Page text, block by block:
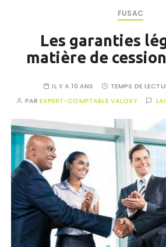
FUSAC
Les garanties
matière de
IL Y A 10 ANS TEMPS DE
PAREXPERT-COMPTABLE VALOXY